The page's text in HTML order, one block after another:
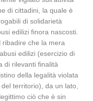
di cittadini, la quale è
di solidarietà
edilizi finora nascosti.
ribadire che la mera
edilizi (esercizio di
di rilevanti finalità
della legalità violata
territorio), da un lato,
ciò che è sin